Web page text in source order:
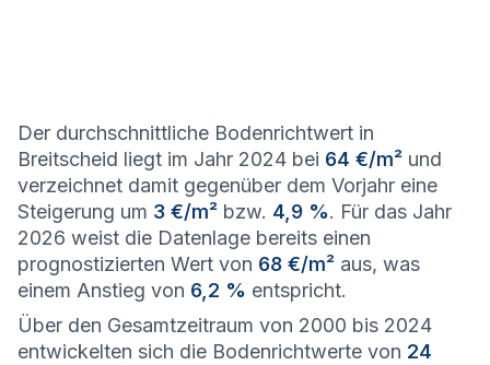
Der durchschnittliche Bodenrichtwert in
Breitscheid liegt im Jahr 2024 bei 64 €/m² und
verzeichnet damit gegenüber dem Vorjahr eine
Steigerung um 3 €/m² bzw. 4,9 %. Für das Jahr
2026 weist die Datenlage bereits einen
prognostizierten Wert von 68 €/m² aus, was
einem Anstieg von 6,2 % entspricht.
Über den Gesamtzeitraum von 2000 bis 2024
entwickelten sich die Bodenrichtwerte von 24